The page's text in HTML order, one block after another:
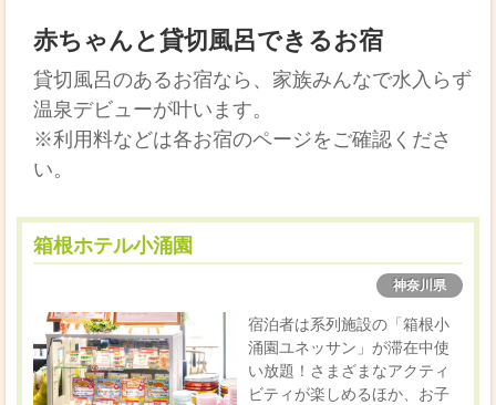
赤ちゃんと貸切風呂できるお宿
貸切風呂のあるお宿なら、家族みんなで水入らず
温泉デビューが叶います。
※利用料などは各お宿のページをご確認くださ
い。
箱根ホテル小涌園
神奈川県
宿泊者は系列施設の「箱根小
涌園ユネッサン」が滞在中使
い放題！さまざまなアクティ
ビティが楽しめるほか、お子